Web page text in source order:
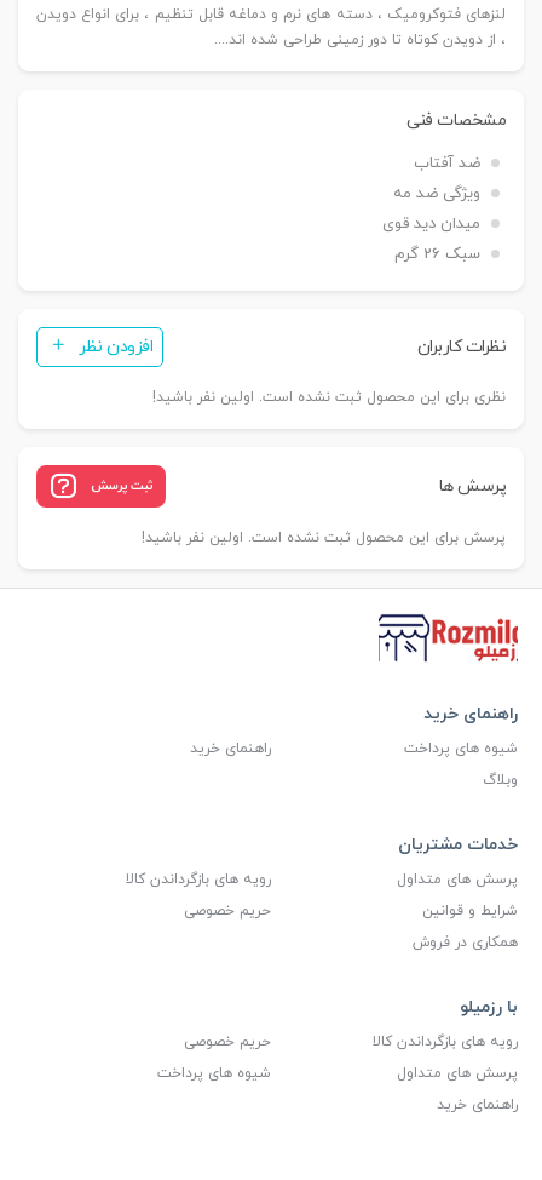
لنزهای فتوکرومیک ، دسته های نرم و دماغه قابل تنظیم ، برای انواع دویدن
، از دویدن کوتاه تا دور زمینی طراحی شده اند....
مشخصات فنی
ضد آفتاب
ویژگی ضد مه
میدان دید قوی
سبک 26 گرم
نظرات کاربران افزودن نظر
نظری برای این محصول ثبت نشده است. اولین نفر باشید!
پرسش ها ثبت پرسش
پرسش برای این محصول ثبت نشده است. اولین نفر باشید!
راهنمای خرید
شیوه های پرداخت
راهنمای خرید
وبلاگ
خدمات مشتریان
پرسش های متداول
رویه های بازگرداندن کالا
شرایط و قوانین
حریم خصوصی
همکاری در فروش
با رزمیلو
رویه های بازگرداندن کالا
حریم خصوصی
پرسش های متداول
شیوه های پرداخت
راهنمای خرید